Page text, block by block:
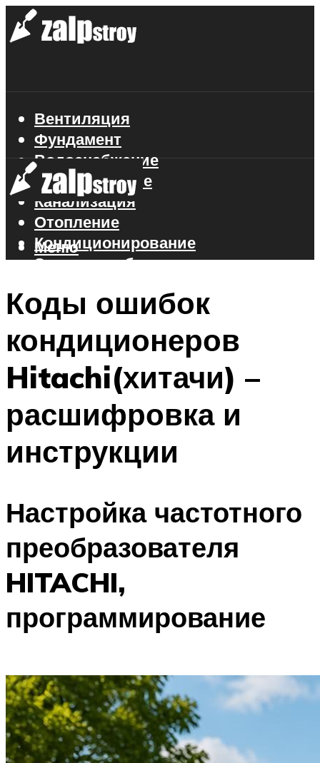
Вентиляция
Фундамент
Водоснабжение
Газоснабжение
Канализация
Отопление
Кондиционирование
Электроснабжение
Меню
Меню
Коды ошибок
кондиционеров
Hitachi(хитачи) –
расшифровка и
инструкции
Настройка частотного
преобразователя
HITACHI,
программирование